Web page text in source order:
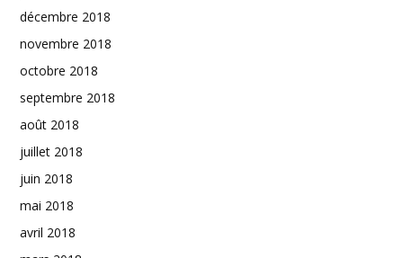
décembre 2018
novembre 2018
octobre 2018
septembre 2018
août 2018
juillet 2018
juin 2018
mai 2018
avril 2018